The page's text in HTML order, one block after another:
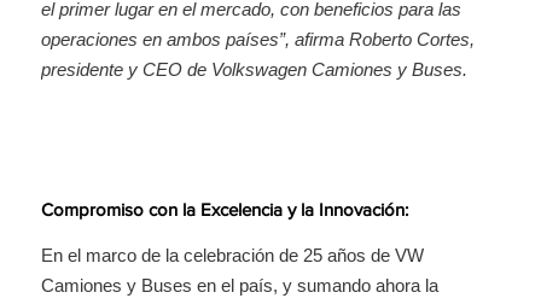
el primer lugar en el mercado, con beneficios para las
operaciones en ambos países”, afirma Roberto Cortes,
presidente y CEO de Volkswagen Camiones y Buses.
Compromiso con la Excelencia y la Innovación:
En el marco de la celebración de 25 años de VW
Camiones y Buses en el país, y sumando ahora la